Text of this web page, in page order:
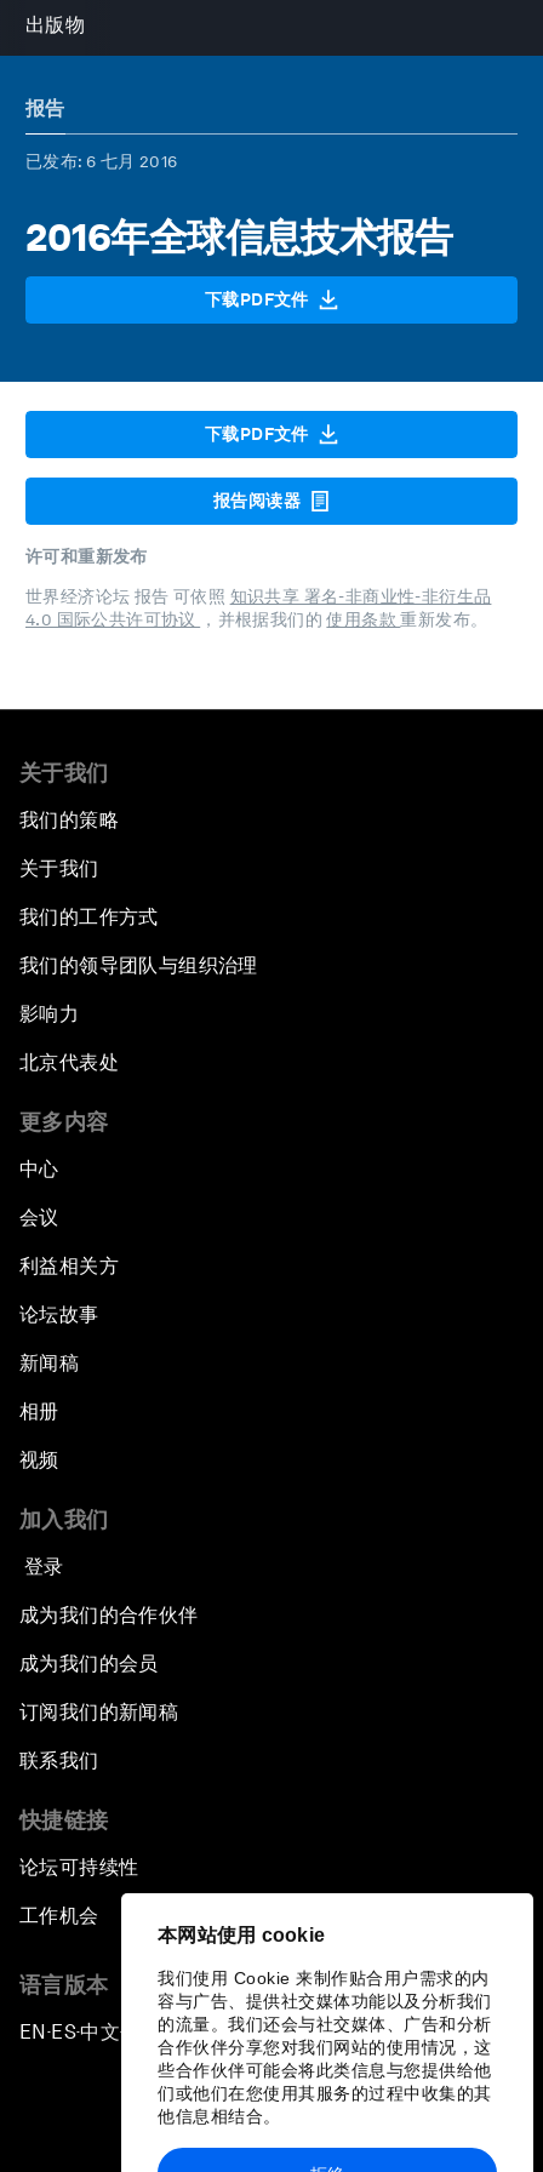
本网站使用 cookie
我们使用 Cookie 来制作贴合用户需求的内
容与广告、提供社交媒体功能以及分析我们
的流量。我们还会与社交媒体、广告和分析
合作伙伴分享您对我们网站的使用情况，这
些合作伙伴可能会将此类信息与您提供给他
们或他们在您使用其服务的过程中收集的其
他信息相结合。
出版物
报告
已发布: 6 七月 2016
2016年全球信息技术报告
下载PDF文件
下载PDF文件
报告阅读器
许可和重新发布
世界经济论坛 报告 可依照 知识共享 署名-非商业性-非衍生品
4.0 国际公共许可协议
，并根据我们的使用条款重新发布。
关于我们
我们的策略
关于我们
我们的工作方式
我们的领导团队与组织治理
影响力
北京代表处
更多内容
中心
会议
利益相关方
论坛故事
新闻稿
相册
视频
加入我们
登录
成为我们的合作伙伴
成为我们的会员
订阅我们的新闻稿
联系我们
快捷链接
论坛可持续性
工作机会
语言版本
EN ▪ ES▪中文▪ 日本語